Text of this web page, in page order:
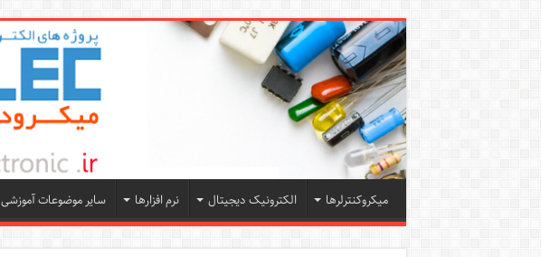
میکروکنترلرها الکترونیک دیجیتال نرم افزارها سایر موضوعات آموزشی